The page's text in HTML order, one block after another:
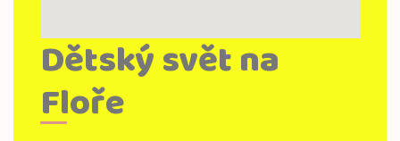
Dětský svět na
Floře